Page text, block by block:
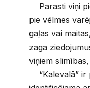
Parasti viņi
pie vēlmes
gaļas vai
zaga
viņiem
“Kalevalā” ir